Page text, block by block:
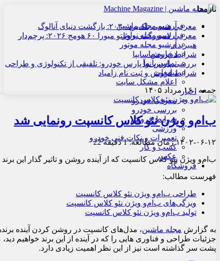
آرشیو مجله ماشین
آرشیو مجله نوآور
آرشیو مجله موتور
درباره ما
تماس با ما
تبلیغات
اعلام مشکل سایت
اخبار
معرفی خودرو
بررسی خودرو
شرایط فروش
ورزشی
تعمیرات و نکات فنی خودرو
کسب و کار
عکس
فروشگاه
تازه‌ها
معرفی هنسی بلک‌برد ۲۰۳۰: بازگشت دنیای آنالوگ
معرفی لامبورگینی روئلتو میورا ۶۰ هومج ۲۰۲۶: پرچم‌دار
هیبریدی
شرایط فروش سایپا
بررسی پارس نوآ پارس خودرو: تلفیقی از تکنولوژی و طراحی
شرایط فروش و ثبت نام زامیاد
جمعه , ۱۶ مرداد ۱۴۰۵
ب‌ام‌و ویژن نئو کلاس کانسپت رونمایی شد
۱۴۰۲-۰۶-۱۲زمان مطالعه: 1 دقیقه 22
ب‌ام‌و ویژن نئو کلاس کانسپت که از آینده روشن و تاثیر گذار این
فهرست مطالب:
طراحی ب‌ام‌و ویژن نئو کلاس کانسپت
ویزگی‌های ب‌ام‌و ویژن نئو کلاس کانسپت
تولید ب‌ام‌و ویژن نئو کلاس کانسپت
به گزارش مجله ماشین، مدل‌های کانسپت در روشن کردن آینده
جزئیات طراحی و فناوری هایی را که در آینده از این برند خواهیم
پشت سر گذاشته است نیز از این نظر اهمیت زیادی دارد.